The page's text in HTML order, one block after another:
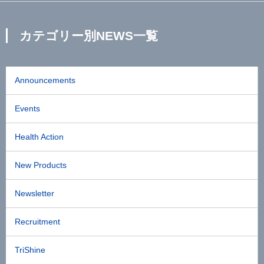
カテゴリー別NEWS一覧
Announcements
Events
Health Action
New Products
Newsletter
Recruitment
TriShine